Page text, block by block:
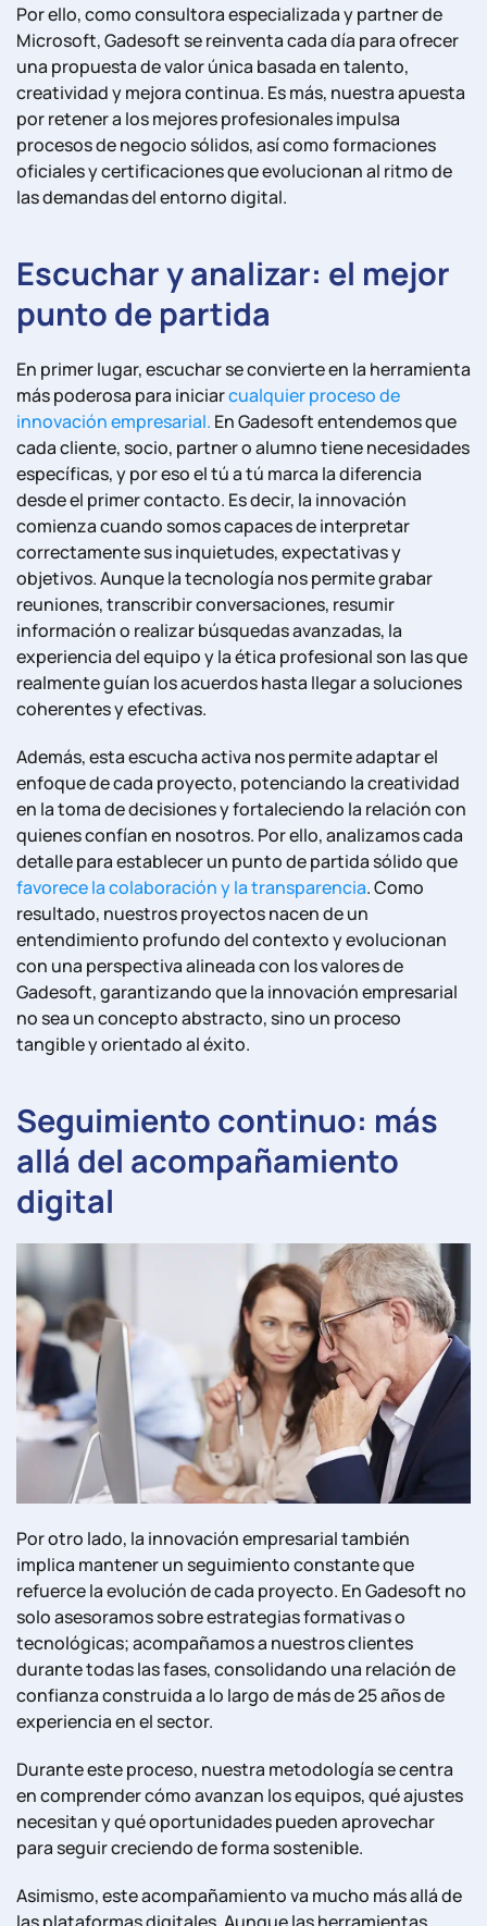
Por ello, como consultora especializada y partner de
Microsoft, Gadesoft se reinventa cada día para ofrecer
una propuesta de valor única basada en talento,
creatividad y mejora continua. Es más, nuestra apuesta
por retener a los mejores profesionales impulsa
procesos de negocio sólidos, así como formaciones
oficiales y certificaciones que evolucionan al ritmo de
las demandas del entorno digital.
Escuchar y analizar: el mejor
punto de partida
En primer lugar, escuchar se convierte en la herramienta
más poderosa para iniciarcualquier proceso de
innovación empresarial. En Gadesoft entendemos que
cada cliente, socio, partner o alumno tiene necesidades
específicas, y por eso el tú a tú marca la diferencia
desde el primer contacto. Es decir, la innovación
comienza cuando somos capaces de interpretar
correctamente sus inquietudes, expectativas y
objetivos. Aunque la tecnología nos permite grabar
reuniones, transcribir conversaciones, resumir
información o realizar búsquedas avanzadas, la
experiencia del equipo y la ética profesional son las que
realmente guían los acuerdos hasta llegar a soluciones
coherentes y efectivas.
Además, esta escucha activa nos permite adaptar el
enfoque de cada proyecto, potenciando la creatividad
en la toma de decisiones y fortaleciendo la relación con
quienes confían en nosotros. Por ello, analizamos cada
detalle para establecer un punto de partida sólido que
favorece la colaboración y la transparencia. Como
resultado, nuestros proyectos nacen de un
entendimiento profundo del contexto y evolucionan
con una perspectiva alineada con los valores de
Gadesoft, garantizando que la innovación empresarial
no sea un concepto abstracto, sino un proceso
tangible y orientado al éxito.
Seguimiento continuo: más
allá del acompañamiento
digital
Por otro lado, la innovación empresarial también
implica mantener un seguimiento constante que
refuerce la evolución de cada proyecto. En Gadesoft no
solo asesoramos sobre estrategias formativas o
tecnológicas; acompañamos a nuestros clientes
durante todas las fases, consolidando una relación de
confianza construida a lo largo de más de 25 años de
experiencia en el sector.
Durante este proceso, nuestra metodología se centra
en comprender cómo avanzan los equipos, qué ajustes
necesitan y qué oportunidades pueden aprovechar
para seguir creciendo de forma sostenible.
Asimismo, este acompañamiento va mucho más allá de